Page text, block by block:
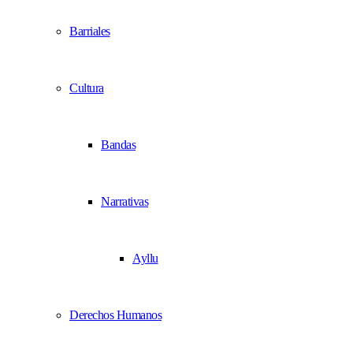
Barriales
Cultura
Bandas
Narrativas
Ayllu
Derechos Humanos